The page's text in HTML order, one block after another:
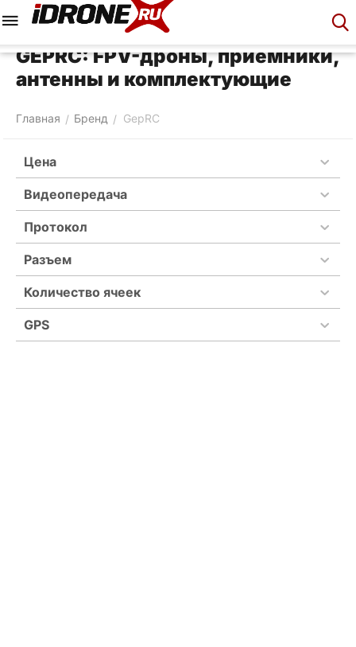
GEPRC: FPV-дроны, приемники,
антенны и комплектующие
Главная / Бренд / GepRC
Цена
Видеопередача
Протокол
Разъем
Количество ячеек
GPS
Корзина